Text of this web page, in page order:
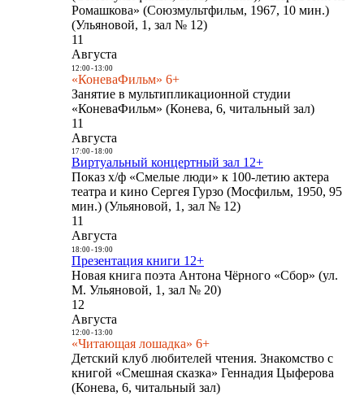
Ромашкова» (Союзмультфильм, 1967, 10 мин.)
(Ульяновой, 1, зал № 12)
11
Августа
12:00- 13:00
«КоневаФильм» 6+
Занятие в мультипликационной студии
«КоневаФильм» (Конева, 6, читальный зал)
11
Августа
17:00- 18:00
Виртуальный концертный зал 12+
Показ х/ф «Смелые люди» к 100-летию актера
театра и кино Сергея Гурзо (Мосфильм, 1950, 95
мин.) (Ульяновой, 1, зал № 12)
11
Августа
18:00- 19:00
Презентация книги 12+
Новая книга поэта Антона Чёрного «Сбор» (ул.
М. Ульяновой, 1, зал № 20)
12
Августа
12:00- 13:00
«Читающая лошадка» 6+
Детский клуб любителей чтения. Знакомство с
книгой «Смешная сказка» Геннадия Цыферова
(Конева, 6, читальный зал)